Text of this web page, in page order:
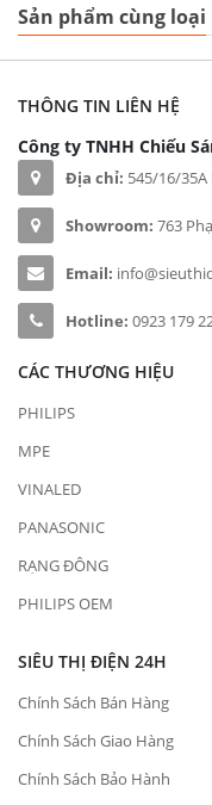
Sản phẩm cùng loại
THÔNG TIN LIÊN HỆ
Công ty TNHH Chiếu
Địa chỉ: 545/16/
Showroom: 763
Email:
Hotline: 0923 179
CÁC THƯƠNG HIỆU
PHILIPS
MPE
VINALED
PANASONIC
RẠNG ĐÔNG
PHILIPS OEM
SIÊU THỊ ĐIỆN 24H
Chính Sách Bán Hàng
Chính Sách Giao Hàng
Chính Sách Bảo Hành